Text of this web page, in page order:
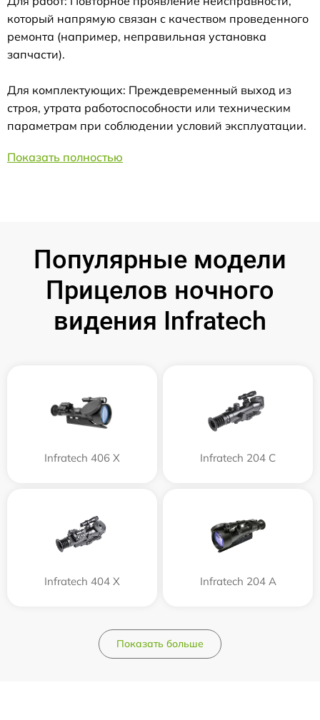
который напрямую связан с качеством проведенного
ремонта (например, неправильная установка
запчасти).
Для комплектующих: Преждевременный выход из
строя, утрата работоспособности или техническим
параметрам при соблюдении условий эксплуатации.
Показать полностью
Популярные модели
Прицелов ночного
видения Infratech
Infratech 406 Х Infratech 204 С
Infratech 404 Х Infratech 204 А
Показать больше